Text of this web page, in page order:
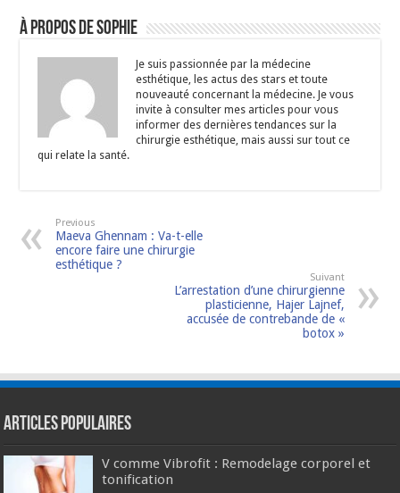
À propos de Sophie
Je suis passionnée par la médecine
esthétique, les actus des stars et toute
nouveauté concernant la médecine. Je vous
invite à consulter mes articles pour vous
informer des dernières tendances sur la
chirurgie esthétique, mais aussi sur tout ce
qui relate la santé.
Previous
Maeva Ghennam : Va-t-elle
encore faire une chirurgie
esthétique ?
Suivant
L’arrestation d’une chirurgienne
plasticienne, Hajer Lajnef,
accusée de contrebande de «
botox »
Articles populaires
V comme Vibrofit : Remodelage corporel et
tonification